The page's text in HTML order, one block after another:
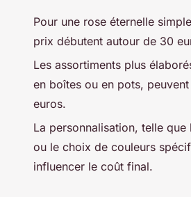
Pour une rose éternelle
prix débutent autour de 30
Les assortiments plus
en boîtes ou en pots,
euros.
La personnalisation, telle
ou le choix de couleurs
influencer le coût final.